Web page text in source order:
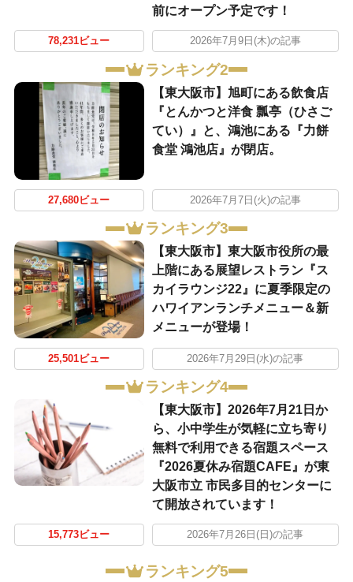
前にオープン予定です！
78,231ビュー 2026年7月9日(木)の記事
ランキング2
【東大阪市】旭町にある飲食店
『とんかつと洋食 瓢亭（ひさご
てい）』と、鴻池にある『力餅
食堂 鴻池店』が閉店。
27,680ビュー 2026年7月7日(火)の記事
ランキング3
【東大阪市】東大阪市役所の最
上階にある展望レストラン『ス
カイラウンジ22』に夏季限定の
ハワイアンランチメニュー＆新
メニューが登場！
25,501ビュー 2026年7月29日(水)の記事
ランキング4
【東大阪市】2026年7月21日か
ら、小中学生が気軽に立ち寄り
無料で利用できる宿題スペース
『2026夏休み宿題CAFE』が東
大阪市立 市民多目的センターに
て開放されています！
15,773ビュー 2026年7月26日(日)の記事
ランキング5